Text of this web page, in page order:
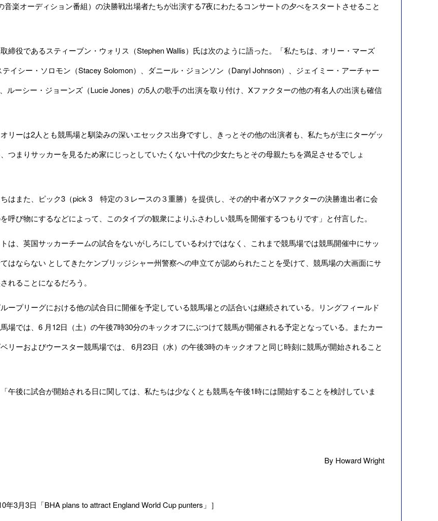
音楽オーディション番組）の決勝戦出場者たちが出演する7夜にわたるコンサートの夕べをスタートさせること
締役であるスティーブン・ウォリス（Stephen Wallis）氏は次のように語った。「私たちは、オリー・マーズ
テイシー・ソロモン（Stacey Solomon）、ダニール・ジョンソン（Danyl Johnson）、ジェイミー・アーチャー
、ルーシー・ジョーンズ（Lucie Jones）の5人の歌手の出演を取り付け、Xファクターの他の有名人の出演も確信
リーは2人とも競馬場と馴染みの深いエセックス出身ですし、きっとその他の出演者も、私たちが主にターゲッ
つまりサッカーを見るため家にじっとしていたくない十代の少女たちとその母親たちを満足させるでしょ
はまた、ピック3（pick 3 特定の３レースの３重勝）を提供し、その的中者がXファクターの決勝進出者に会
呼び物にするなどによって、このタイプの観衆によりふさわしい競馬を開催するつもりです」と付言した。
は、英国サッカーチームの試合をないがしろにしているわけではなく、これまで競馬場では競馬開催中にサッ
はならない としてきたケンブリッジシャー州警察への申立てが認められたことを受けて、競馬場の大画面にサ
れることになるだろう。
ープリーグにおける他の試合日に開催を予定している競馬場との話合いは継続されている。リングフィールド
場では、6 月12日（土）の午後7時30分のキックオフにぶつけて競馬が開催される予定となっている。またカー
リーおよびウースター競馬場では、 6月23日（水）の午後3時のキックオフと同じ時刻に競馬が開始されること
午後に試合が開始される日に関しては、私たちは少なくとも競馬を午後1時には開始することを検討していま
By Howard Wright
年3月3日「BHA plans to attract England World Cup punters」］